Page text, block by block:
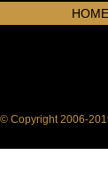
HOME
© Copyright 2006-